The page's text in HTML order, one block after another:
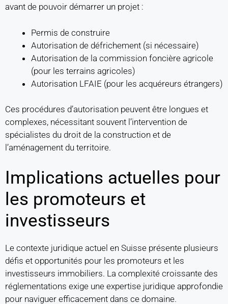
avant de pouvoir démarrer un projet :
Permis de construire
Autorisation de défrichement (si nécessaire)
Autorisation de la commission foncière agricole
(pour les terrains agricoles)
Autorisation LFAIE (pour les acquéreurs étrangers)
Ces procédures d’autorisation peuvent être longues et
complexes, nécessitant souvent l’intervention de
spécialistes du droit de la construction et de
l’aménagement du territoire.
Implications actuelles pour
les promoteurs et
investisseurs
Le contexte juridique actuel en Suisse présente plusieurs
défis et opportunités pour les promoteurs et les
investisseurs immobiliers. La complexité croissante des
réglementations exige une expertise juridique approfondie
pour naviguer efficacement dans ce domaine.